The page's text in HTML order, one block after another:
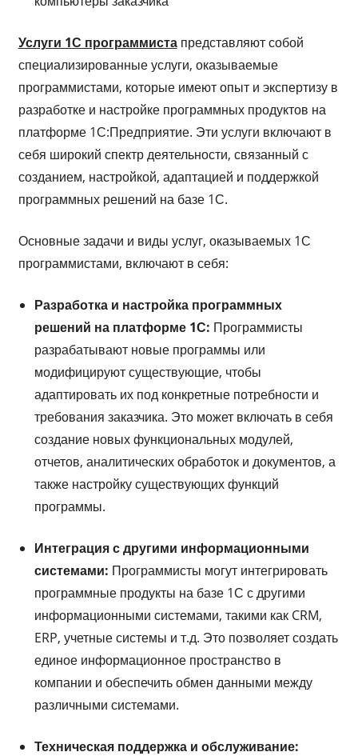
Услуги 1С программистапредставляют собой
специализированные услуги, оказываемые
программистами, которые имеют опыт и экспертизу в
разработке и настройке программных продуктов на
платформе 1С:Предприятие. Эти услуги включают в
себя широкий спектр деятельности, связанный с
созданием, настройкой, адаптацией и поддержкой
программных решений на базе 1С.
Основные задачи и виды услуг, оказываемых 1С
программистами, включают в себя:
Разработка и настройка программных
решений на платформе 1С: Программисты
разрабатывают новые программы или
модифицируют существующие, чтобы
адаптировать их под конкретные потребности и
требования заказчика. Это может включать в себя
создание новых функциональных модулей,
отчетов, аналитических обработок и документов, а
также настройку существующих функций
программы.
Интеграция с другими информационными
системами: Программисты могут интегрировать
программные продукты на базе 1С с другими
информационными системами, такими как CRM,
ERP, учетные системы и т.д. Это позволяет создать
единое информационное пространство в
компании и обеспечить обмен данными между
различными системами.
Техническая поддержка и обслуживание: